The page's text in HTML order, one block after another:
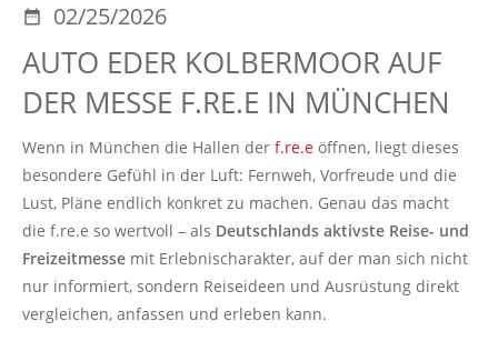
02/25/2026
AUTO EDER KOLBERMOOR AUF
DER MESSE F.RE.E IN MÜNCHEN
Wenn in München die Hallen der f.re.e öffnen, liegt dieses
besondere Gefühl in der Luft: Fernweh, Vorfreude und die
Lust, Pläne endlich konkret zu machen. Genau das macht
die f.re.e so wertvoll – als Deutschlands aktivste Reise- und
Freizeitmesse mit Erlebnischarakter, auf der man sich nicht
nur informiert, sondern Reiseideen und Ausrüstung direkt
vergleichen, anfassen und erleben kann.